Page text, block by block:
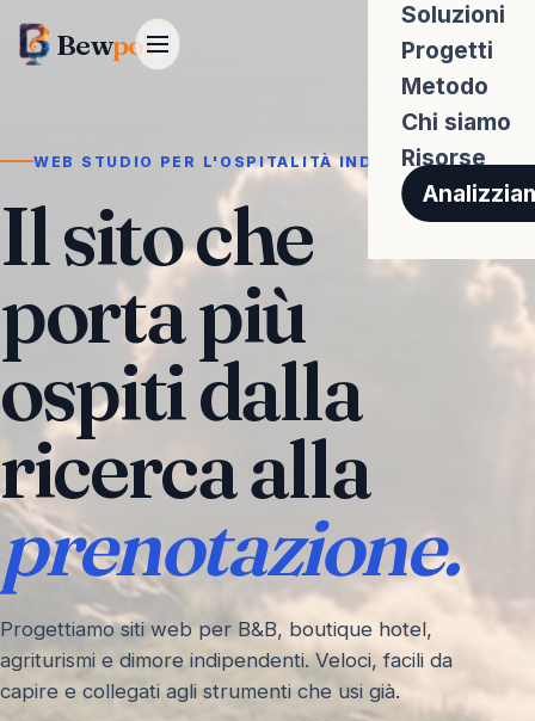
Bewpot
Soluzioni
Progetti
Metodo
Chi siamo
Risorse
WEB STUDIO PER L'OSPITALITÀ INDIPENDENTE
Il sito che
porta più
ospiti dalla
ricerca alla
prenotazione.
Progettiamo siti web per B&B, boutique hotel,
agriturismi e dimore indipendenti. Veloci, facili da
capire e collegati agli strumenti che usi già.